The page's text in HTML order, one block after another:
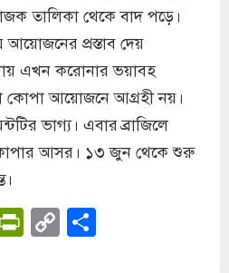
তালিকা থেকে বাদ পড়ে।
আয়োজনের প্রস্তাব দেয়
এখন করোনার ভয়াবহ
কোপা আয়োজনে আগ্রহী নয়।
ভাগ্য। এবার ব্রাজিলে
আসর। ১৩ জুন থেকে শুরু
PrintFriendly
Copy
Link